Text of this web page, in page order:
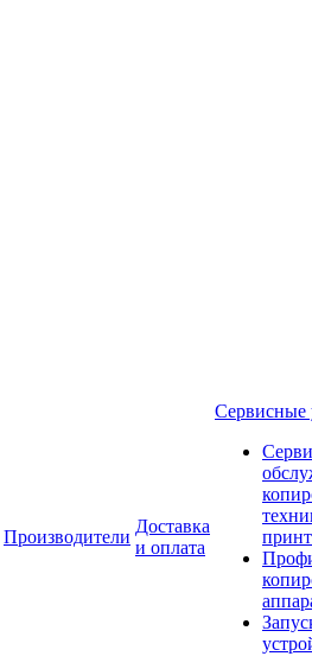
Производители
Доставка
и оплата
Сервисные